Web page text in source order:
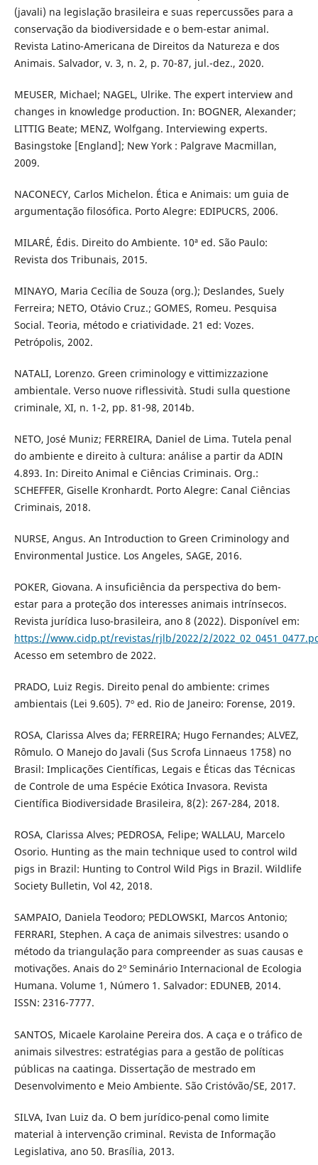
(javali) na legislação brasileira e suas repercussões para a
conservação da biodiversidade e o bem-estar animal.
Revista Latino-Americana de Direitos da Natureza e dos
Animais. Salvador, v. 3, n. 2, p. 70-87, jul.-dez., 2020.
MEUSER, Michael; NAGEL, Ulrike. The expert interview and
changes in knowledge production. In: BOGNER, Alexander;
LITTIG Beate; MENZ, Wolfgang. Interviewing experts.
Basingstoke [England]; New York : Palgrave Macmillan,
2009.
NACONECY, Carlos Michelon. Ética e Animais: um guia de
argumentação filosófica. Porto Alegre: EDIPUCRS, 2006.
MILARÉ, Édis. Direito do Ambiente. 10ª ed. São Paulo:
Revista dos Tribunais, 2015.
MINAYO, Maria Cecília de Souza (org.); Deslandes, Suely
Ferreira; NETO, Otávio Cruz.; GOMES, Romeu. Pesquisa
Social. Teoria, método e criatividade. 21 ed: Vozes.
Petrópolis, 2002.
NATALI, Lorenzo. Green criminology e vittimizzazione
ambientale. Verso nuove riflessività. Studi sulla questione
criminale, XI, n. 1-2, pp. 81-98, 2014b.
NETO, José Muniz; FERREIRA, Daniel de Lima. Tutela penal
do ambiente e direito à cultura: análise a partir da ADIN
4.893. In: Direito Animal e Ciências Criminais. Org.:
SCHEFFER, Giselle Kronhardt. Porto Alegre: Canal Ciências
Criminais, 2018.
NURSE, Angus. An Introduction to Green Criminology and
Environmental Justice. Los Angeles, SAGE, 2016.
POKER, Giovana. A insuficiência da perspectiva do bem-
estar para a proteção dos interesses animais intrínsecos.
Revista jurídica luso-brasileira, ano 8 (2022). Disponível em:
https://www.cidp.pt/revistas/rjlb/2022/2/
Acesso em setembro de 2022.
PRADO, Luiz Regis. Direito penal do ambiente: crimes
ambientais (Lei 9.605). 7º ed. Rio de Janeiro: Forense, 2019.
ROSA, Clarissa Alves da; FERREIRA; Hugo Fernandes; ALVEZ,
Rômulo. O Manejo do Javali (Sus Scrofa Linnaeus 1758) no
Brasil: Implicações Científicas, Legais e Éticas das Técnicas
de Controle de uma Espécie Exótica Invasora. Revista
Científica Biodiversidade Brasileira, 8(2): 267-284, 2018.
ROSA, Clarissa Alves; PEDROSA, Felipe; WALLAU, Marcelo
Osorio. Hunting as the main technique used to control wild
pigs in Brazil: Hunting to Control Wild Pigs in Brazil. Wildlife
Society Bulletin, Vol 42, 2018.
SAMPAIO, Daniela Teodoro; PEDLOWSKI, Marcos Antonio;
FERRARI, Stephen. A caça de animais silvestres: usando o
método da triangulação para compreender as suas causas e
motivações. Anais do 2º Seminário Internacional de Ecologia
Humana. Volume 1, Número 1. Salvador: EDUNEB, 2014.
ISSN: 2316-7777.
SANTOS, Micaele Karolaine Pereira dos. A caça e o tráfico de
animais silvestres: estratégias para a gestão de políticas
públicas na caatinga. Dissertação de mestrado em
Desenvolvimento e Meio Ambiente. São Cristóvão/SE, 2017.
SILVA, Ivan Luiz da. O bem jurídico-penal como limite
material à intervenção criminal. Revista de Informação
Legislativa, ano 50. Brasília, 2013.